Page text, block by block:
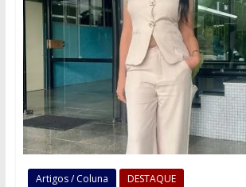
Artigos / Coluna DESTAQUE